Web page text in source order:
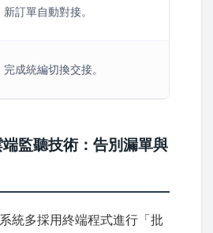
新訂單自動對接。
完成統編切換交接。
監聽技術：告別漏單與
統多採用終端程式進行「批